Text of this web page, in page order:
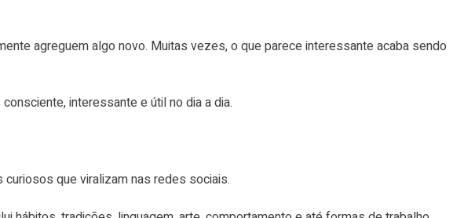
agreguem algo novo. Muitas vezes, o que parece interessante acaba sendo
interessante e útil no dia a dia.
que viralizam nas redes sociais.